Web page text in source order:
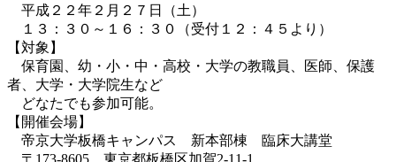
平成２２年２月２７日（土）
１３：３０～１６：３０（受付１２：４５より）
【対象】
保育園、幼・小・中・高校・大学の教職員、医師、保護
者、大学・大学院生など
どなたでも参加可能。
【開催会場】
帝京大学板橋キャンパス 新本部棟 臨床大講堂
〒173-8605 東京都板橋区加賀2-11-1